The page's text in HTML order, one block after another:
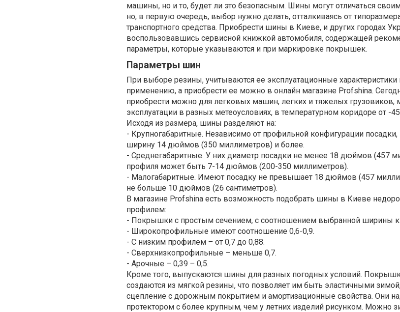
машины, но и то, будет ли это безопасным. Шины могут отличаться
но, в первую очередь, выбор нужно делать, отталкиваясь от
транспортного средства. Приобрести шины в Киеве, и других городах
воспользовавшись сервисной книжкой автомобиля, содержащей
параметры, которые указываются и при маркировке покрышек.
Параметры шин
При выборе резины, учитываются ее эксплуатационные
применению, а приобрести ее можно в онлайн магазине Profshina.
приобрести можно для легковых машин, легких и тяжелых грузовиков,
эксплуатации в разных метеоусловиях, в температурном коридоре от -
Исходя из размера, шины разделяют на:
- Крупногабаритные. Независимо от профильной конфигурации
ширину 14 дюймов (350 миллиметров) и более.
- Среднегабаритные. У них диаметр посадки не менее 18 дюймов (457
профиля может быть 7-14 дюймов (200-350 миллиметров).
- Малогабаритные. Имеют посадку не превышает 18 дюймов (457
не больше 10 дюймов (26 сантиметров).
В магазине Profshina есть возможность подобрать шины в Киеве
профилем:
- Покрышки с простым сечением, с соотношением выбранной ширины к
- Широкопрофильные имеют соотношение 0,6-0,9.
- С низким профилем – от 0,7 до 0,88.
- Сверхнизкопрофильные – меньше 0,7.
- Арочные – 0,39 – 0,5.
Кроме того, выпускаются шины для разных погодных условий.
создаются из мягкой резины, что позволяет им быть эластичными
сцепление с дорожным покрытием и амортизационные свойства. Они
протектором с более крупным, чем у летних изделий рисунком. Можно